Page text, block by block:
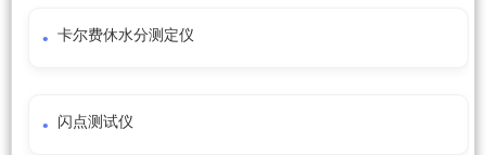
卡尔费休水分测定仪
闪点测试仪